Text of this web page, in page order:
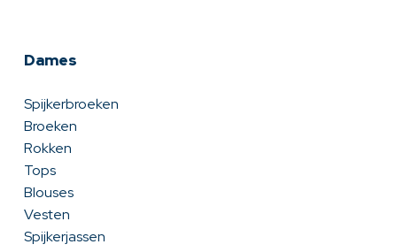
Dames
Spijkerbroeken
Broeken
Rokken
Tops
Blouses
Vesten
Spijkerjassen